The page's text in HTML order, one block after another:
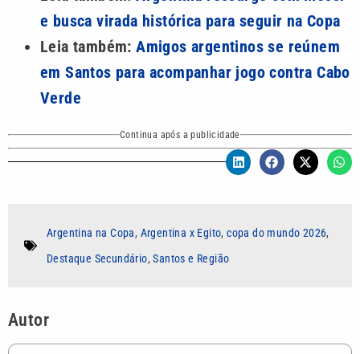
e busca virada histórica para seguir na Copa
Leia também:Amigos argentinos se reúnem
em Santos para acompanhar jogo contra Cabo
Verde
Continua após a publicidade
Argentina na Copa, Argentina x Egito,copa do mundo 2026,
Destaque Secundário,Santos e Região
Autor